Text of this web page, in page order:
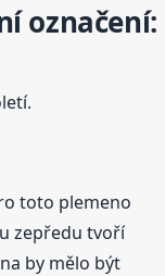
označení:
toto plemeno
zepředu tvoří
by mělo být